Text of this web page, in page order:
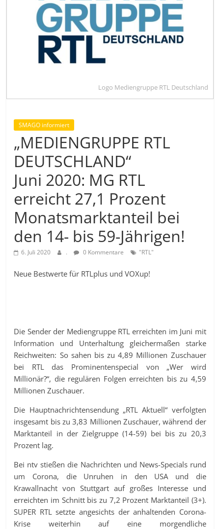
Logo Mediengruppe RTL Deutschland
SMAGO informiert
„MEDIENGRUPPE RTL
DEUTSCHLAND“
Juni 2020: MG RTL
erreicht 27,1 Prozent
Monatsmarktanteil bei
den 14- bis 59-Jährigen!
6. Juli 2020 . 0 Kommentare "RTL"
Neue Bestwerte für RTLplus und VOXup!
Die Sender der Mediengruppe RTL erreichten im Juni mit
Information und Unterhaltung gleichermaßen starke
Reichweiten: So sahen bis zu 4,89 Millionen Zuschauer
bei RTL das Prominentenspecial von „Wer wird
Millionär?“, die regulären Folgen erreichten bis zu 4,59
Millionen Zuschauer.
Die Hauptnachrichtensendung „RTL Aktuell“ verfolgten
insgesamt bis zu 3,83 Millionen Zuschauer, während der
Marktanteil in der Zielgruppe (14-59) bei bis zu 20,3
Prozent lag.
Bei ntv stießen die Nachrichten und News-Specials rund
um Corona, die Unruhen in den USA und die
Krawallnacht von Stuttgart auf großes Interesse und
erreichten im Schnitt bis zu 7,2 Prozent Marktanteil (3+).
SUPER RTL setzte angesichts der anhaltenden Corona-
Krise weiterhin auf eine morgendliche